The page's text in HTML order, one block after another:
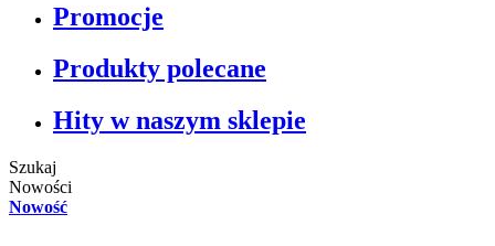
Promocje
Produkty polecane
Hity w naszym sklepie
Szukaj
Nowości
Nowość